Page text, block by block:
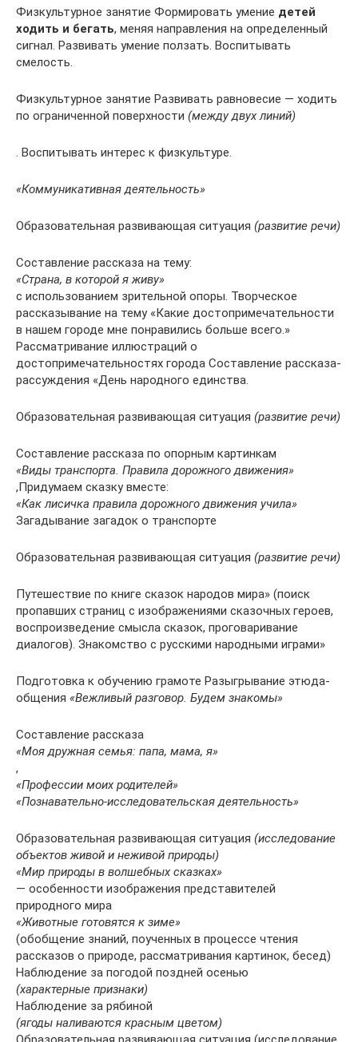
Физкультурное занятие Формировать умение детей
ходить и бегать, меняя направления на определенный
сигнал. Развивать умение ползать. Воспитывать
смелость.
Физкультурное занятие Развивать равновесие — ходить
по ограниченной поверхности (между двух линий)
. Воспитывать интерес к физкультуре.
«Коммуникативная деятельность»
Образовательная развивающая ситуация (развитие речи)
Составление рассказа на тему:
«Страна, в которой я живу»
с использованием зрительной опоры. Творческое
рассказывание на тему «Какие достопримечательности
в нашем городе мне понравились больше всего.»
Рассматривание иллюстраций о
достопримечательностях города Составление рассказа-
рассуждения «День народного единства.
Образовательная развивающая ситуация (развитие речи)
Составление рассказа по опорным картинкам
«Виды транспорта. Правила дорожного движения»
,Придумаем сказку вместе:
«Как лисичка правила дорожного движения учила»
Загадывание загадок о транспорте
Образовательная развивающая ситуация (развитие речи)
Путешествие по книге сказок народов мира» (поиск
пропавших страниц с изображениями сказочных героев,
воспроизведение смысла сказок, проговаривание
диалогов). Знакомство с русскими народными играми»
Подготовка к обучению грамоте Разыгрывание этюда-
общения «Вежливый разговор. Будем знакомы»
Составление рассказа
«Моя дружная семья: папа, мама, я»
,
«Профессии моих родителей»
«Познавательно-исследовательская деятельность»
Образовательная развивающая ситуация (исследование
объектов живой и неживой природы)
«Мир природы в волшебных сказках»
— особенности изображения представителей
природного мира
«Животные готовятся к зиме»
(обобщение знаний, поученных в процессе чтения
рассказов о природе, рассматривания картинок, бесед)
Наблюдение за погодой поздней осенью
(характерные признаки)
Наблюдение за рябиной
(ягоды наливаются красным цветом)